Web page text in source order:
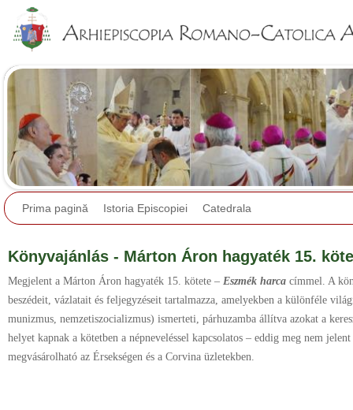
Prima pagină Istoria Episcopiei Catedrala
Könyvajánlás - Márton Áron hagyaték 15.
Megjelent a Márton Áron hagyaték 15. kötete – Eszmék harca címmel. A
beszédeit, vázlatait és feljegyzéseit tartalmazza, amelyekben a különféle
munizmus, nemzetiszocializmus) ismerteti, párhuzamba állítva azokat a
helyet kapnak a kötetben a népneveléssel kapcsolatos – eddig meg nem
megvásárolható az Érsekségen és a Corvina üzletekben.